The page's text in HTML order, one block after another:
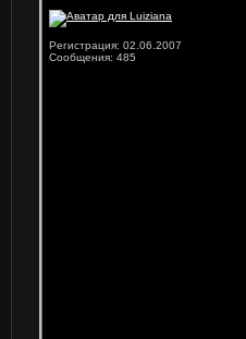
Регистрация: 02.06.2007
Сообщения: 485